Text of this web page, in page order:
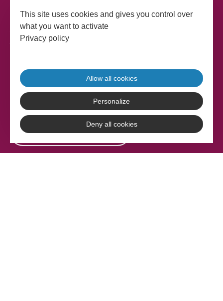
Adefpat
Tél. 05 63 36 20 30
CONTACTEZ-NOUS
This site uses cookies and gives you control over
what you want to activate
Privacy policy
Allow all cookies
Personalize
Deny all cookies